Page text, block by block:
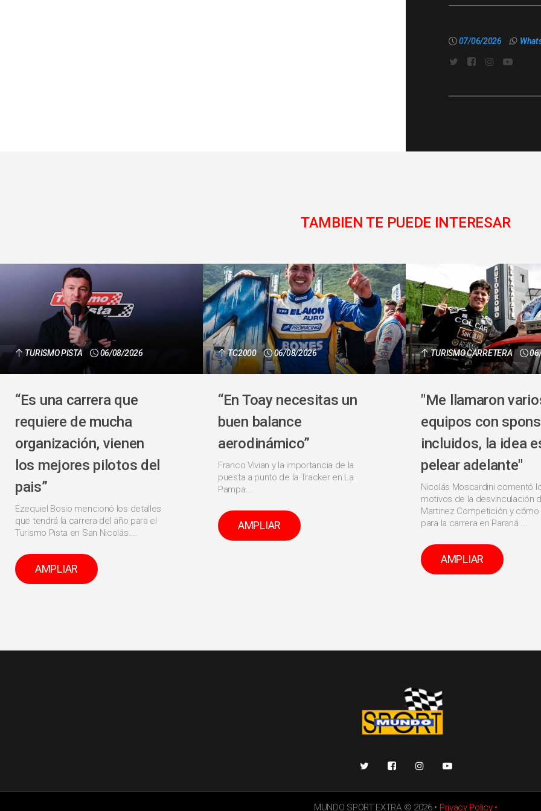
07/06/2026
TAMBIEN TE PUEDE INTERESAR
TURISMO PISTA 06/08/2026
“Es una carrera que
requiere de mucha
organización, vienen
los mejores pilotos del
pais”
Ezequiel Bosio mencionó los detalles
que tendrá la carrera del año para el
Turismo Pista en San Nicolás....
AMPLIAR
TC2000 06/08/2026
“En Toay necesitas un
buen balance
aerodinámico”
Franco Vivian y la importancia de la
puesta a punto de la Tracker en La
Pampa....
AMPLIAR
TURISMO CARRETERA
"Me llamaron
equipos con
incluidos, la idea
pelear adelante"
Nicolás Moscardini comentó
motivos de la desvinculación
Martinez Competición y cómo
para la carrera en Paraná....
AMPLIAR
MUNDO SPORT EXTRA© 2026• Privacy Policy •